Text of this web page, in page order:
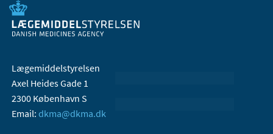
Lægemiddelstyrelsen
Axel Heides Gade 1
2300 København S
Email: dkma@dkma.dk